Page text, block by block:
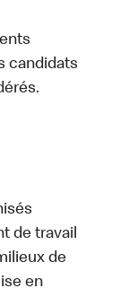
candidats
de travail
de
en